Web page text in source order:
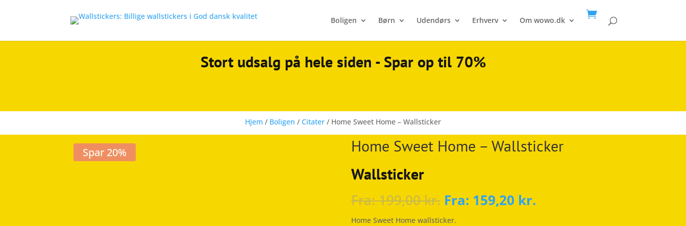
Boligen Børn Udendørs Erhverv Om wowo.dk

Stort udsalg på hele siden - Spar op til 70%
Hjem / Boligen / Citater / Home Sweet Home – Wallsticker
Spar 20%
Home Sweet Home – Wallsticker
Wallsticker
Fra:199,00kr. Fra: 159,20 kr.
Home Sweet Home wallsticker.